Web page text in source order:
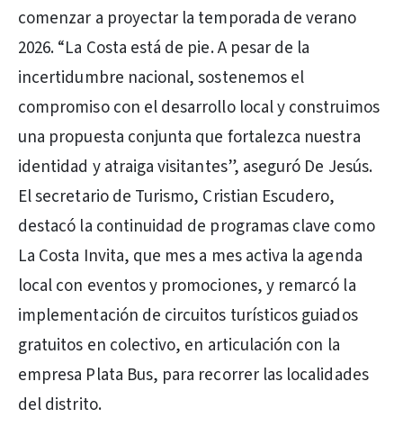
comenzar a proyectar la temporada de verano
2026. “La Costa está de pie. A pesar de la
incertidumbre nacional, sostenemos el
compromiso con el desarrollo local y construimos
una propuesta conjunta que fortalezca nuestra
identidad y atraiga visitantes”, aseguró De Jesús.
El secretario de Turismo, Cristian Escudero,
destacó la continuidad de programas clave como
La Costa Invita, que mes a mes activa la agenda
local con eventos y promociones, y remarcó la
implementación de circuitos turísticos guiados
gratuitos en colectivo, en articulación con la
empresa Plata Bus, para recorrer las localidades
del distrito.